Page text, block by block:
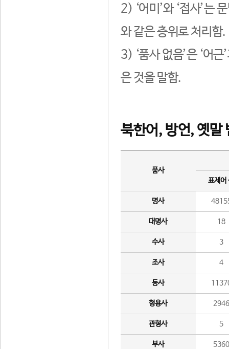
2) ‘어미’와 ‘접사’는
와 같은 층위로 처리함.
3) ‘품사 없음’은 ‘어
은 것을 말함.
북한어, 방언, 옛말
품사
표제어
명사
대명사 18
수사 3
조사 4
동사
형용사 2946
관형사 5
부사 5360